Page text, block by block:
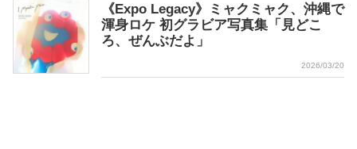
《Expo Legacy》ミャクミャク、沖縄で
渾身ロケ 初グラビア写真集「見どこ
ろ、ぜんぶだよ」
2026/03/20